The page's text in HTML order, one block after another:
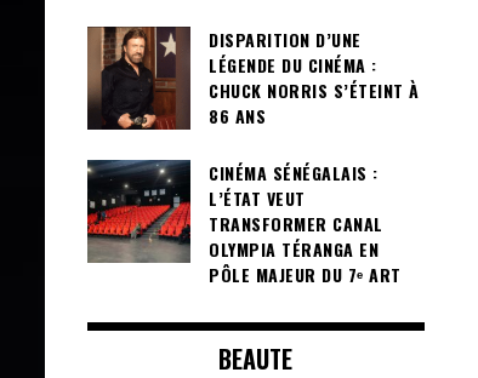
DISPARITION D’UNE
LÉGENDE DU CINÉMA :
CHUCK NORRIS S’ÉTEINT À
86 ANS
CINÉMA SÉNÉGALAIS :
L’ÉTAT VEUT
TRANSFORMER CANAL
OLYMPIA TÉRANGA EN
PÔLE MAJEUR DU 7ᵉ ART
BEAUTE